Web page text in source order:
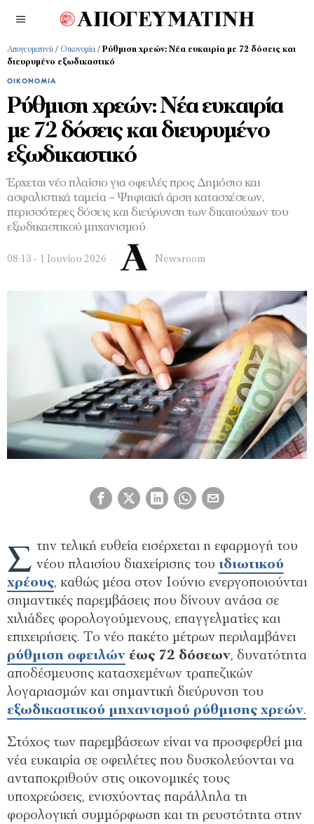
Απογευματινή / Οικονομία / Ρύθμιση χρεών: Νέα ευκαιρία με 72 δόσεις και
διευρυμένο εξωδικαστικό
ΟΙΚΟΝΟΜΊΑ
Ρύθμιση χρεών: Νέα ευκαιρία
με 72 δόσεις και διευρυμένο
εξωδικαστικό
Έρχεται νέο πλαίσιο για οφειλές προς Δημόσιο και
ασφαλιστικά ταμεία – Ψηφιακή άρση κατασχέσεων,
περισσότερες δόσεις και διεύρυνση των δικαιούχων του
εξωδικαστικού μηχανισμού
08:13 - 1 Ιουνίου 2026 Newsroom
Σ την τελική ευθεία εισέρχεται η εφαρμογή του
νέου πλαισίου διαχείρισης του ιδιωτικού
χρέους, καθώς μέσα στον Ιούνιο ενεργοποιούνται
σημαντικές παρεμβάσεις που δίνουν ανάσα σε
χιλιάδες φορολογούμενους, επαγγελματίες και
επιχειρήσεις. Το νέο πακέτο μέτρων περιλαμβάνει
ρύθμιση οφειλών έως 72 δόσεων, δυνατότητα
αποδέσμευσης κατασχεμένων τραπεζικών
λογαριασμών και σημαντική διεύρυνση του
εξωδικαστικού μηχανισμού ρύθμισης χρεών.
Στόχος των παρεμβάσεων είναι να προσφερθεί μια
νέα ευκαιρία σε οφειλέτες που δυσκολεύονται να
ανταποκριθούν στις οικονομικές τους
υποχρεώσεις, ενισχύοντας παράλληλα τη
φορολογική συμμόρφωση και τη ρευστότητα στην